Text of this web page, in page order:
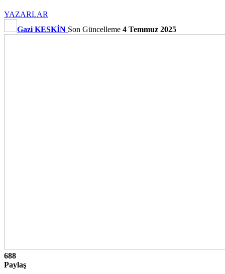
YAZARLAR
Gazi KESKİN Son Güncelleme 4 Temmuz 2025
688
Paylaş